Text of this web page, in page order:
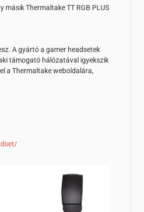
másik Thermaltake TT RGB PLUS
A gyártó a gamer headsetek
támogató hálózatával igyekszik
a Thermaltake weboldalára,